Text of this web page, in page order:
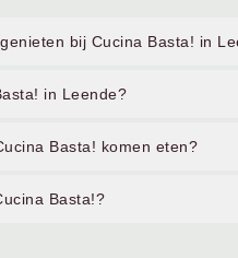
bij Cucina Basta! in
in Leende?
Basta! komen eten?
Basta!?